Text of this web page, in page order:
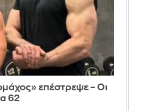
επέστρεψε – Οι
62